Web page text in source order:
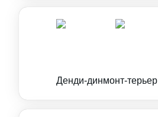
Денди-динмонт-терьер